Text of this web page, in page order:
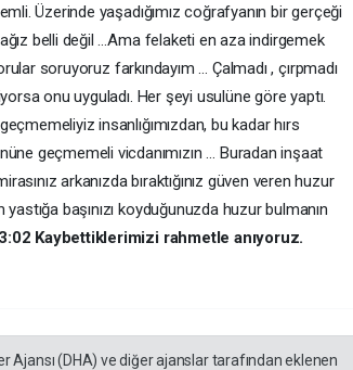
Üzerinde yaşadığımız coğrafyanın bir gerçeği
belli değil …Ama felaketi en aza indirgemek
soruyoruz farkındayım … Çalmadı , çırpmadı
onu uyguladı. Her şeyi usulüne göre yaptı.
insanlığımızdan, bu kadar hırs
geçmemeli vicdanımızın … Buradan inşaat
arkanızda bıraktığınız güven veren huzur
başınızı koyduğunuzda huzur bulmanın
Kaybettiklerimizi rahmetle anıyoruz.
Ajansı (DHA) ve diğer ajanslar tarafından eklenen